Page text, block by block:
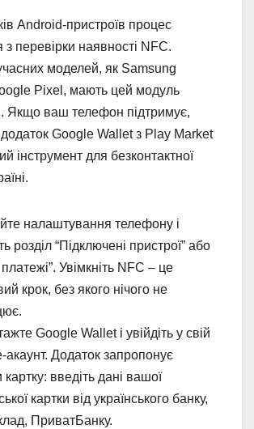
Android-пристроїв процес
з перевірки наявності NFC.
моделей, як Samsung
Pixel, мають цей модуль
Якщо ваш телефон підтримує,
Google Wallet з Play Market
інструмент для безконтактної
налаштування телефону і
розділ “Підключені пристрої” або
платежі”. Увімкніть NFC – це
крок, без якого нічого не
Google Wallet і увійдіть у свій
акаунт. Додаток запропонує
картку: введіть дані вашої
картки від українського банку,
ПриватБанку.